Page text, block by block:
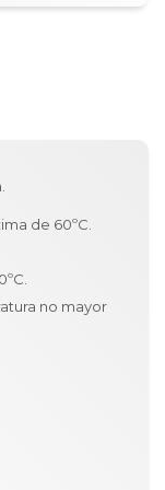
de 60ºC.
no mayor